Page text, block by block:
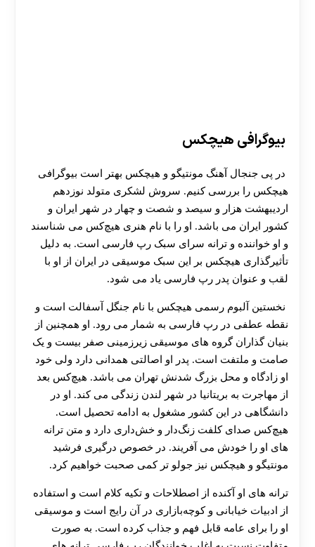
بیوگرافی هیچکس
در پی جنجال آهنگ مونتیگو و هیچکس بهتر است بیوگرافی
هیچکس را بررسی کنیم. سروش لشکری متولد نوزدهم
اردیبهشت هزار و سیصد و شصت و چهار در شهر ایران و
کشور ایران می باشد. او را با نام هنری هیچ‌کس می شناسند
و او خواننده و ترانه‌ سرای سبک رپ فارسی است. به دلیل
تأثیرگذاری هیچکس بر این سبک موسیقی در ایران از او با
لقب و عنوان پدر رپ فارسی یاد می‌ شود.
نخستین آلبوم رسمی هیچکس با نام جنگل آسفالت است و
نقطه عطفی در رپ فارسی به‌ شمار می‌ رود. او همچنین از
بنیان‌ گذاران گروه‌ های موسیقی زیرزمینی صفر بیست و یک
صامت و ملتفت است. پدر او اصالتی همدانی دارد ولی خود
او زادگاه و محل بزرگ شدنش تهران می باشد. هیچ‌کس بعد
از مهاجرت به بریتانیا در شهر لندن زندگی می‌ کند. او در
دانشگاهی در این کشور مشغول به ادامه تحصیل است.
هیچ‌کس صدای کلفت زنگ‌دار و خش‌داری دارد و متن ترانه‌
های او را خودش می‌ آفریند. در خصوص درگیری فرشید
مونتیگو و هیچکس نیز جولو تر کمی صحبت خواهیم کرد.
ترانه‌ های او آکنده از اصطلاحات و تکیه‌ کلام است و استفاده
از ادبیات خیابانی و کوچه‌بازاری در آن رایج است و موسیقی
او را برای عامه قابل‌ فهم و جذاب کرده‌ است. به صورت